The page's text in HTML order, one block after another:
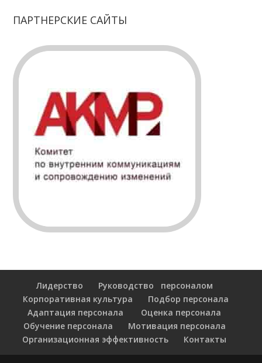
ПАРТНЕРСКИЕ САЙТЫ
Лидерство
Руководство персоналом
Корпоративная культура
Подбор персонала
Адаптация персонала
Оценка персонала
Обучение персонала
Мотивация персонала
Организационная эффективность
Контакты